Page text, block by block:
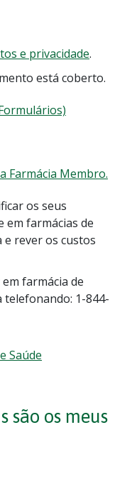
e privacidade.
está coberto.
Farmácia Membro.
os seus
em farmácias de
rever os custos
farmácia de
1-844-
Saúde
são os meus